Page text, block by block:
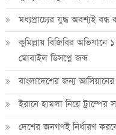
মধ্যপ্রাচ্যের যুদ্ধ অবশ্যই
কুমিল্লায় বিজিবির
মোবাইল ডিসপ্লে জব্দ
বাংলাদেশের জন্য
ইরানে হামলা নিয়ে
দেশের জনগণই নির্ধারণ